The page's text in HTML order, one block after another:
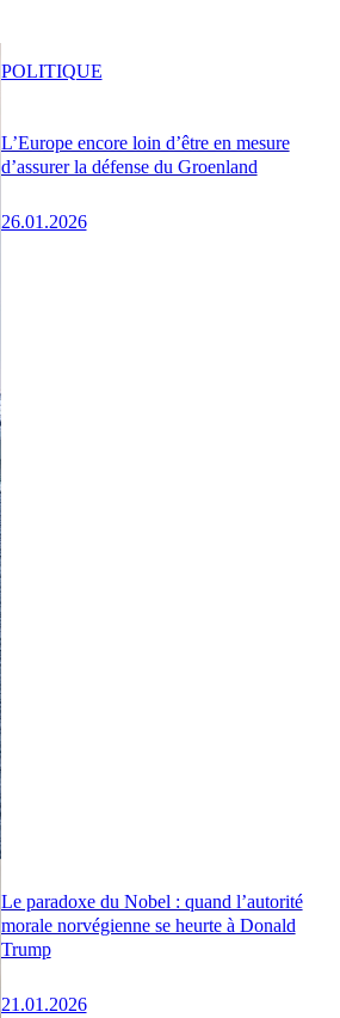
L’Europe encore loin d’être en mesure
d’assurer la défense du Groenland
26.01.2026
POLITIQUE
Le paradoxe du Nobel : quand l’autorité
morale norvégienne se heurte à Donald
Trump
21.01.2026